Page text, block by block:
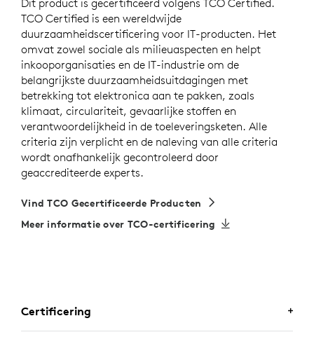
TCO Certified is een wereldwijde
duurzaamheidscertificering voor IT-producten. Het
omvat zowel sociale als milieuaspecten en helpt
inkooporganisaties en de IT-industrie om de
belangrijkste duurzaamheidsuitdagingen met
betrekking tot elektronica aan te pakken, zoals
klimaat, circulariteit, gevaarlijke stoffen en
verantwoordelijkheid in de toeleveringsketen. Alle
criteria zijn verplicht en de naleving van alle criteria
wordt onafhankelijk gecontroleerd door
geaccrediteerde experts.
Vind TCO Gecertificeerde Producten
Meer informatie over TCO-certificering
Certificering